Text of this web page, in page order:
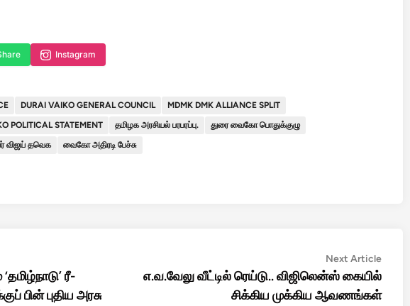
Instagram
DURAI VAIKO GENERAL COUNCIL
MDMK DMK ALLIANCE SPLIT
POLITICAL STATEMENT தமிழக அரசியல் பரபரப்பு.
துரை வைகோ பொதுக்குழு
விஜய் தவெக வைகோ அதிரடி பேச்சு
ரீ-
பின் புதிய அரசு
Next ArticleNext
article:
எ.வ.வேலு வீட்டில் ரெய்டு.. விஜிலென்ஸ் கையில்
சிக்கிய முக்கிய ஆவணங்கள்